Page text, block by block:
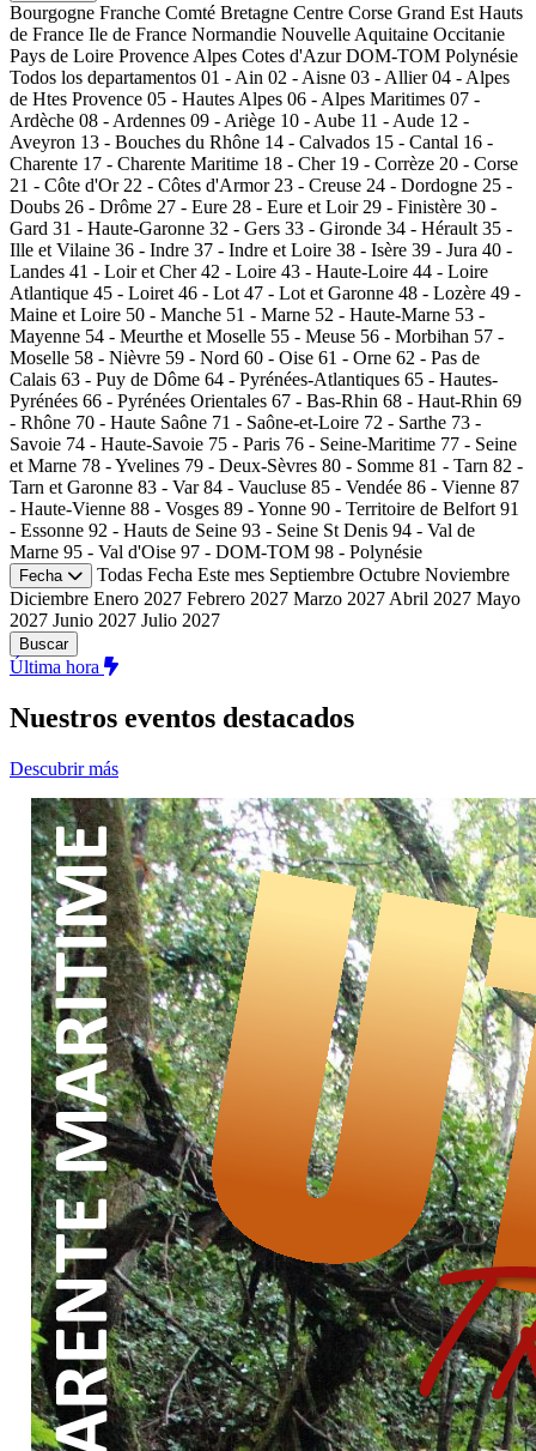
Bourgogne Franche Comté Bretagne Centre Corse Grand Est Hauts
de France Ile de France Normandie Nouvelle Aquitaine Occitanie
Pays de Loire Provence Alpes Cotes d'Azur DOM-TOM Polynésie
Todos los departamentos 01 - Ain 02 - Aisne 03 - Allier 04 - Alpes
de Htes Provence 05 - Hautes Alpes 06 - Alpes Maritimes 07 -
Ardèche 08 - Ardennes 09 - Ariège 10 - Aube 11 - Aude 12 -
Aveyron 13 - Bouches du Rhône 14 - Calvados 15 - Cantal 16 -
Charente 17 - Charente Maritime 18 - Cher 19 - Corrèze 20 - Corse
21 - Côte d'Or 22 - Côtes d'Armor 23 - Creuse 24 - Dordogne 25 -
Doubs 26 - Drôme 27 - Eure 28 - Eure et Loir 29 - Finistère 30 -
Gard 31 - Haute-Garonne 32 - Gers 33 - Gironde 34 - Hérault 35 -
Ille et Vilaine 36 - Indre 37 - Indre et Loire 38 - Isère 39 - Jura 40 -
Landes 41 - Loir et Cher 42 - Loire 43 - Haute-Loire 44 - Loire
Atlantique 45 - Loiret 46 - Lot 47 - Lot et Garonne 48 - Lozère 49 -
Maine et Loire 50 - Manche 51 - Marne 52 - Haute-Marne 53 -
Mayenne 54 - Meurthe et Moselle 55 - Meuse 56 - Morbihan 57 -
Moselle 58 - Nièvre 59 - Nord 60 - Oise 61 - Orne 62 - Pas de
Calais 63 - Puy de Dôme 64 - Pyrénées-Atlantiques 65 - Hautes-
Pyrénées 66 - Pyrénées Orientales 67 - Bas-Rhin 68 - Haut-Rhin 69
- Rhône 70 - Haute Saône 71 - Saône-et-Loire 72 - Sarthe 73 -
Savoie 74 - Haute-Savoie 75 - Paris 76 - Seine-Maritime 77 - Seine
et Marne 78 - Yvelines 79 - Deux-Sèvres 80 - Somme 81 - Tarn 82 -
Tarn et Garonne 83 - Var 84 - Vaucluse 85 - Vendée 86 - Vienne 87
- Haute-Vienne 88 - Vosges 89 - Yonne 90 - Territoire de Belfort 91
- Essonne 92 - Hauts de Seine 93 - Seine St Denis 94 - Val de
Marne 95 - Val d'Oise 97 - DOM-TOM 98 - Polynésie
Fecha Todas Fecha Este mes Septiembre Octubre Noviembre
Diciembre Enero 2027 Febrero 2027 Marzo 2027 Abril 2027 Mayo
2027 Junio 2027 Julio 2027
Buscar
Última hora
Nuestros eventos destacados
Descubrir más